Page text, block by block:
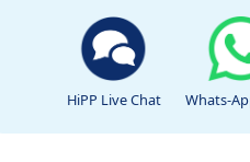
HiPP Live Chat Whats-